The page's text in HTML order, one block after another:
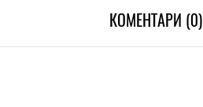
КОМЕНТАРИ (0)